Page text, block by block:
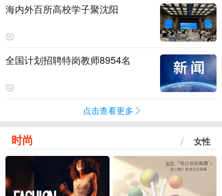
海内外百所高校学子聚沈阳
全国计划招聘特岗教师8954名
点击查看更多
时尚 女性